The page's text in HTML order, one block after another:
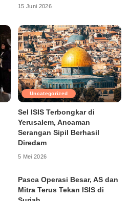
15 Juni 2026
Uncategorized
Sel ISIS Terbongkar di
Yerusalem, Ancaman
Serangan Sipil Berhasil
Diredam
5 Mei 2026
Pasca Operasi Besar, AS dan
Mitra Terus Tekan ISIS di